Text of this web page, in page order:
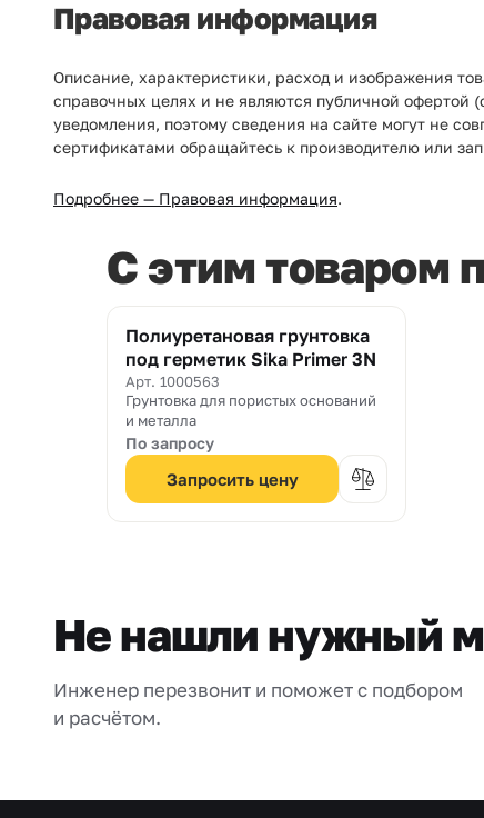
Правовая информация
Описание, характеристики, расход и изображения
справочных целях и не являются публичной офертой
уведомления, поэтому сведения на сайте могут не
сертификатами обращайтесь к производителю или
Подробнее — Правовая информация.
C этим товаром
Полиуретановая грунтовка
под герметик Sika Primer 3N
Арт. 1000563
Грунтовка для пористых оснований
и металла
По запросу
Запросить цену
Не нашли нужный
Инженер перезвонит и поможет с подбором
и расчётом.